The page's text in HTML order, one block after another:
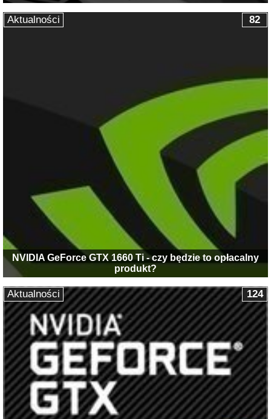
NVIDIA GeForce GTX 1660 Ti - czy będzie to opłacalny
produkt?
82
Aktualności
124
Aktualności